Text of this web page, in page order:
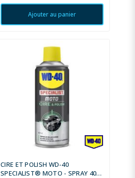
Ajouter au panier
CIRE ET POLISH WD-40
SPECIALIST® MOTO - SPRAY 400